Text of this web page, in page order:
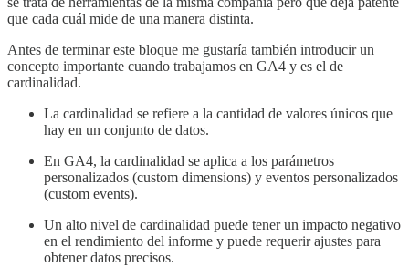
que cada cuál mide de una manera distinta.
Antes de terminar este bloque me gustaría también introducir un
concepto importante cuando trabajamos en GA4 y es el de
cardinalidad.
La cardinalidad se refiere a la cantidad de valores únicos que
hay en un conjunto de datos.
En GA4, la cardinalidad se aplica a los parámetros
personalizados (custom dimensions) y eventos personalizados
(custom events).
Un alto nivel de cardinalidad puede tener un impacto negativo
en el rendimiento del informe y puede requerir ajustes para
obtener datos precisos.